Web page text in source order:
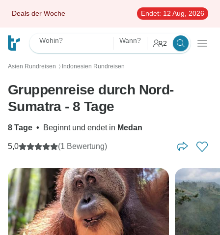
Deals der Woche Endet: 12 Aug, 2026
Wohin? Wann? 2
Asien Rundreisen 〉 Indonesien Rundreisen
Gruppenreise durch Nord-
Sumatra - 8 Tage
8 Tage • Beginnt und endet in Medan
5,0 (1 Bewertung)